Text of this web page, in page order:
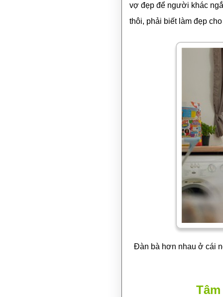
vợ đẹp để người khác
thôi, phải biết làm đẹp
Đàn bà hơn nhau ở cái